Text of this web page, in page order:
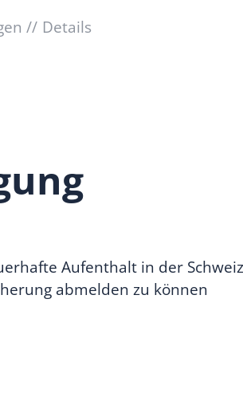
Details
Aufenthalt in der
abmelden zu können